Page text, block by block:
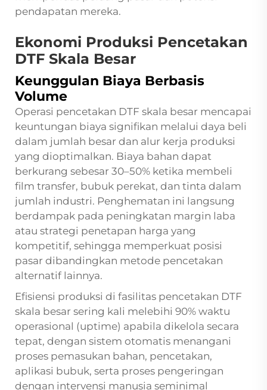
pendapatan mereka.
Ekonomi Produksi Pencetakan
DTF Skala Besar
Keunggulan Biaya Berbasis
Volume
Operasi pencetakan DTF skala besar mencapai
keuntungan biaya signifikan melalui daya beli
dalam jumlah besar dan alur kerja produksi
yang dioptimalkan. Biaya bahan dapat
berkurang sebesar 30–50% ketika membeli
film transfer, bubuk perekat, dan tinta dalam
jumlah industri. Penghematan ini langsung
berdampak pada peningkatan margin laba
atau strategi penetapan harga yang
kompetitif, sehingga memperkuat posisi
pasar dibandingkan metode pencetakan
alternatif lainnya.
Efisiensi produksi di fasilitas pencetakan DTF
skala besar sering kali melebihi 90% waktu
operasional (uptime) apabila dikelola secara
tepat, dengan sistem otomatis menangani
proses pemasukan bahan, pencetakan,
aplikasi bubuk, serta proses pengeringan
dengan intervensi manusia seminimal